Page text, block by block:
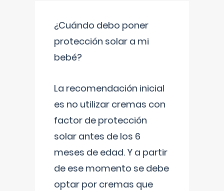
¿Cuándo debo poner
protección solar a mi
bebé?
La recomendación inicial
es no utilizar cremas con
factor de protección
solar antes de los 6
meses de edad. Y a partir
de ese momento se debe
optar por cremas que